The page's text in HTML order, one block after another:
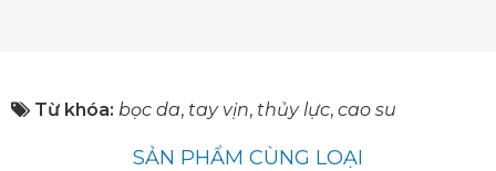
Từ khóa: bọc da, tay vịn, thủy lực, cao su
SẢN PHẨM CÙNG LOẠI